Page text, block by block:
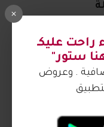
عليكـ
ستور"
. وعروض